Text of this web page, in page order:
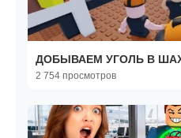
ДОБЫВАЕМ УГОЛЬ В
2 754 просмотров